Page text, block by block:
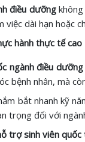
điều dưỡngkhông
dài hạn hoặc
hành thực tế cao
ngành điều
bệnh nhân, mà
bắt nhanh kỹ
trọng đối với
trợ sinh viên quốc